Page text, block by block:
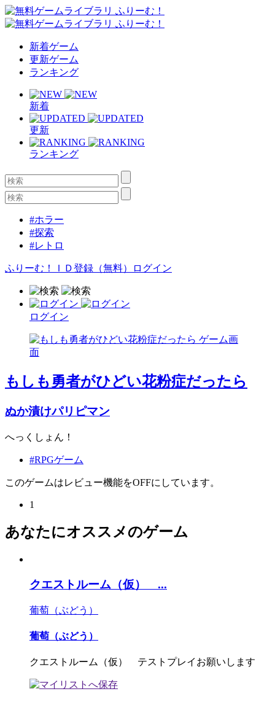
新着ゲーム
更新ゲーム
ランキング
新着
更新
ランキング
#ホラー
#探索
#レトロ
ふりーむ！ＩＤ登録（無料） ログイン
ログイン
もしも勇者がひどい花粉症だったら
ぬか漬けパリピマン
へっくしょん！
#RPGゲーム
このゲームはレビュー機能をOFFにしています。
1
あなたにオススメのゲーム
クエストルーム（仮） ...
葡萄（ぶどう）
葡萄（ぶどう）
クエストルーム（仮） テストプレイお願いします